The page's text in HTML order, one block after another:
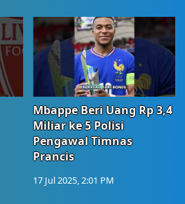
Mbappe Beri Uang Rp 3,4
Miliar ke 5 Polisi
Pengawal Timnas
Prancis
17 Jul 2025, 2:01 PM